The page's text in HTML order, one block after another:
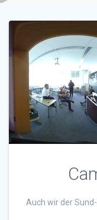
Auch wir der